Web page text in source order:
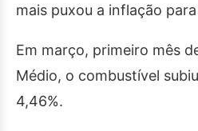
mais puxou a inflação
Em março, primeiro mês
Médio, o combustível
4,46%.